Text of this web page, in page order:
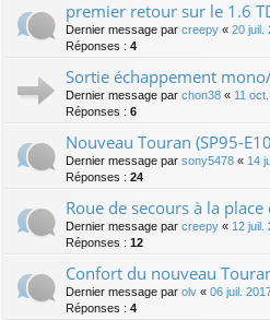
premier retour sur le 1.6
Dernier message par creepy « 20 juil.
Réponses : 4
Sortie échappement
Dernier message par chon38 « 11
Réponses : 6
Nouveau Touran (SP95-
Dernier message par sony5478 « 14
Réponses : 24
Roue de secours à la
Dernier message par creepy « 12 juil.
Réponses : 12
Confort du nouveau
Dernier message par olv « 06 juil.
Réponses : 4